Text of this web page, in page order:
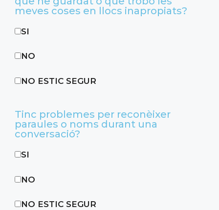
meves coses en llocs inapropiats?
SI
NO
NO ESTIC SEGUR
Tinc problemes per reconèixer
paraules o noms durant una
conversació?
SI
NO
NO ESTIC SEGUR